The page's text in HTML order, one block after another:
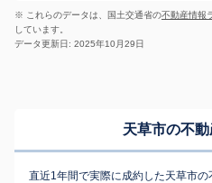
※ これらのデータは、国土交通省の不動産情報
しています。
データ更新日: 2025年10月29日
天草市の不
直近1年間で実際に成約した天草市